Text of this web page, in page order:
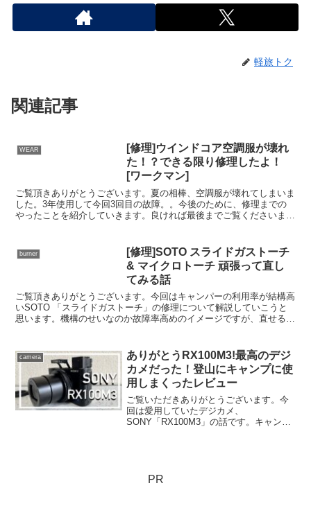
軽旅トク
関連記事
WEAR
[修理]ウインドコア空調服が壊れ
た！？できる限り修理したよ！
[ワークマン]
ご覧頂きありがとうございます。夏の相棒、空調服が壊れてしまいま
した。3年使用して今回3回目の故障。。今後のために、修理までの
やったことを紹介していきます。良ければ最後までご覧くださいま
burner
[修理]SOTO スライドガストーチ
& マイクロトーチ 頑張って直し
てみる話
ご覧頂きありがとうございます。今回はキャンパーの利用率が結構高
いSOTO 「スライドガストーチ」の修理について解説していこうと
思います。機構のせいなのか故障率高めのイメージですが、直せると
camera
ありがとうRX100M3!最高のデジ
カメだった！登山にキャンプに使
用しまくったレビュー
ご覧いただきありがとうございます。今
回は愛用していたデジカメ、
SONY「RX100M3」の話です。キャンプ
PR